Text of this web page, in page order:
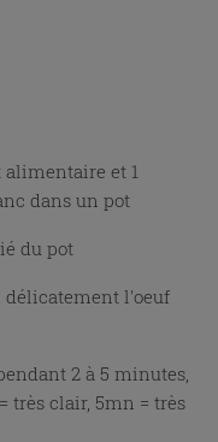
alimentaire et 1
dans un pot
du pot
délicatement l'oeuf
2 à 5 minutes,
très clair, 5mn = très